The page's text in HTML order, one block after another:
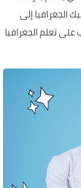
الجغرافيا إلى
على تعلم الجغرافيا